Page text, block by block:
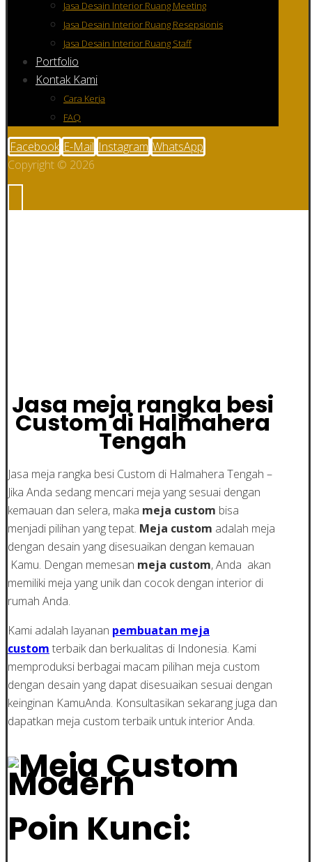
Jasa Desain Interior Ruang Meeting
Jasa Desain Interior Ruang Resepsionis
Jasa Desain Interior Ruang Staff
Portfolio
Kontak Kami
Cara Kerja
FAQ
Facebook E-Mail Instagram WhatsApp
Copyright © 2026
Jasa meja rangka besi
Custom di Halmahera
Tengah
Jasa meja rangka besi Custom di Halmahera Tengah –
Jika Anda sedang mencari meja yang sesuai dengan
kemauan dan selera, maka meja custom bisa
menjadi pilihan yang tepat. Meja custom adalah meja
dengan desain yang disesuaikan dengan kemauan
Kamu. Dengan memesan meja custom, Anda akan
memiliki meja yang unik dan cocok dengan interior di
rumah Anda.
Kami adalah layanan pembuatan meja
custom terbaik dan berkualitas di Indonesia. Kami
memproduksi berbagai macam pilihan meja custom
dengan desain yang dapat disesuaikan sesuai dengan
keinginan KamuAnda. Konsultasikan sekarang juga dan
dapatkan meja custom terbaik untuk interior Anda.
Poin Kunci: